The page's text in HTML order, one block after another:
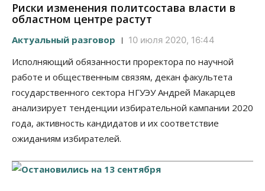
Риски изменения политсостава власти в
областном центре растут
Актуальный разговор 10 июля 2020, 16:44
Исполняющий обязанности проректора по научной
работе и общественным связям, декан факультета
государственного сектора НГУЭУ Андрей Макарцев
анализирует тенденции избирательной кампании 2020
года, активность кандидатов и их соответствие
ожиданиям избирателей.